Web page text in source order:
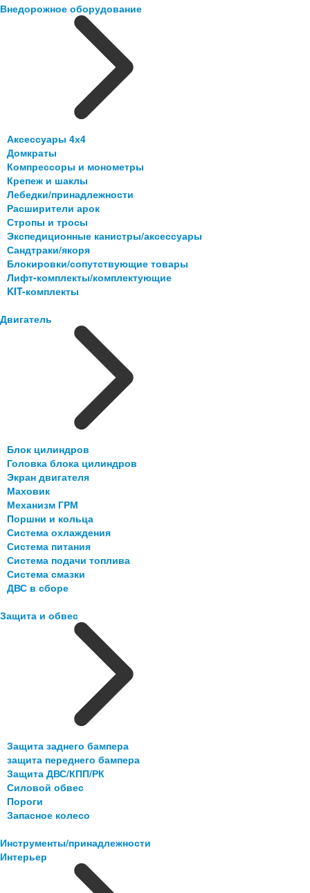
Внедорожное оборудование
Аксессуары 4х4
Домкраты
Компрессоры и монометры
Крепеж и шаклы
Лебедки/принадлежности
Расширители арок
Стропы и тросы
Экспедиционные канистры/аксессуары
Сандтраки/якоря
Блокировки/сопутствующие товары
Лифт-комплекты/комплектующие
KIT-комплекты
Двигатель
Блок цилиндров
Головка блока цилиндров
Экран двигателя
Маховик
Механизм ГРМ
Поршни и кольца
Система охлаждения
Система питания
Система подачи топлива
Система смазки
ДВС в сборе
Защита и обвес
Защита заднего бампера
защита переднего бампера
Защита ДВС/КПП/РК
Силовой обвес
Пороги
Запасное колесо
Инструменты/принадлежности
Интерьер